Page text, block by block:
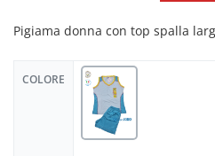
Pigiama donna con top spalla
COLORE